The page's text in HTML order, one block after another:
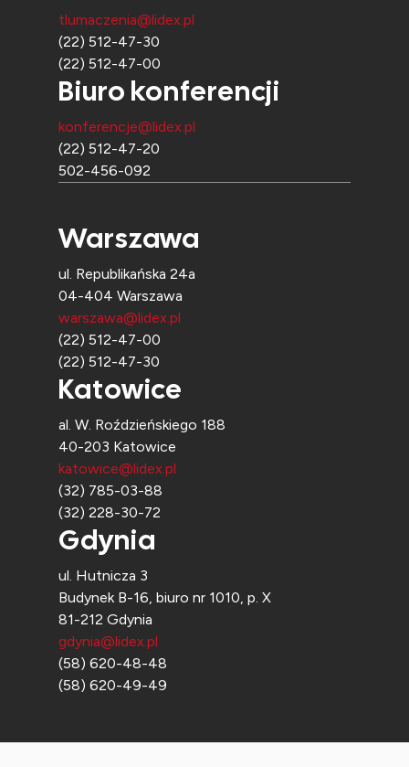
tlumaczenia@lidex.pl
(22) 512-47-30
(22) 512-47-00
Biuro konferencji
konferencje@lidex.pl
(22) 512-47-20
502-456-092
Warszawa
ul. Republikańska 24a
04-404 Warszawa
warszawa@lidex.pl
(22) 512-47-00
(22) 512-47-30
Katowice
al. W. Roździeńskiego 188
40-203 Katowice
katowice@lidex.pl
(32) 785-03-88
(32) 228-30-72
Gdynia
ul. Hutnicza 3
Budynek B-16, biuro nr 1010, p. X
81-212 Gdynia
gdynia@lidex.pl
(58) 620-48-48
(58) 620-49-49